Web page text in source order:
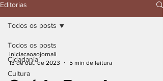
Editorias
Todos os posts
Cidadania
Cultura
Todos os posts
iniciacaoaojornali
13 de out. de 2023
5 min de leitura